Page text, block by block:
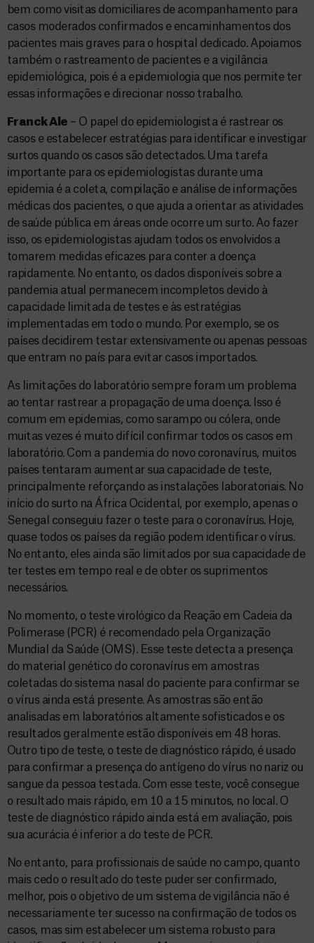
bem como visitas domiciliares de acompanhamento para
casos moderados confirmados e encaminhamentos dos
pacientes mais graves para o hospital dedicado. Apoiamos
também o rastreamento de pacientes e a vigilância
epidemiológica, pois é a epidemiologia que nos permite ter
essas informações e direcionar nosso trabalho.
Franck Ale – O papel do epidemiologista é rastrear os
casos e estabelecer estratégias para identificar e investigar
surtos quando os casos são detectados. Uma tarefa
importante para os epidemiologistas durante uma
epidemia é a coleta, compilação e análise de informações
médicas dos pacientes, o que ajuda a orientar as atividades
de saúde pública em áreas onde ocorre um surto. Ao fazer
isso, os epidemiologistas ajudam todos os envolvidos a
tomarem medidas eficazes para conter a doença
rapidamente. No entanto, os dados disponíveis sobre a
pandemia atual permanecem incompletos devido à
capacidade limitada de testes e às estratégias
implementadas em todo o mundo. Por exemplo, se os
países decidirem testar extensivamente ou apenas pessoas
que entram no país para evitar casos importados.
As limitações do laboratório sempre foram um problema
ao tentar rastrear a propagação de uma doença. Isso é
comum em epidemias, como sarampo ou cólera, onde
muitas vezes é muito difícil confirmar todos os casos em
laboratório. Com a pandemia do novo coronavírus, muitos
países tentaram aumentar sua capacidade de teste,
principalmente reforçando as instalações laboratoriais. No
início do surto na África Ocidental, por exemplo, apenas o
Senegal conseguiu fazer o teste para o coronavírus. Hoje,
quase todos os países da região podem identificar o vírus.
No entanto, eles ainda são limitados por sua capacidade de
ter testes em tempo real e de obter os suprimentos
necessários.
No momento, o teste virológico da Reação em Cadeia da
Polimerase (PCR) é recomendado pela Organização
Mundial da Saúde (OMS). Esse teste detecta a presença
do material genético do coronavírus em amostras
coletadas do sistema nasal do paciente para confirmar se
o vírus ainda está presente. As amostras são então
analisadas em laboratórios altamente sofisticados e os
resultados geralmente estão disponíveis em 48 horas.
Outro tipo de teste, o teste de diagnóstico rápido, é usado
para confirmar a presença do antígeno do vírus no nariz ou
sangue da pessoa testada. Com esse teste, você consegue
o resultado mais rápido, em 10 a 15 minutos, no local. O
teste de diagnóstico rápido ainda está em avaliação, pois
sua acurácia é inferior a do teste de PCR.
No entanto, para profissionais de saúde no campo, quanto
mais cedo o resultado do teste puder ser confirmado,
melhor, pois o objetivo de um sistema de vigilância não é
necessariamente ter sucesso na confirmação de todos os
casos, mas sim estabelecer um sistema robusto para